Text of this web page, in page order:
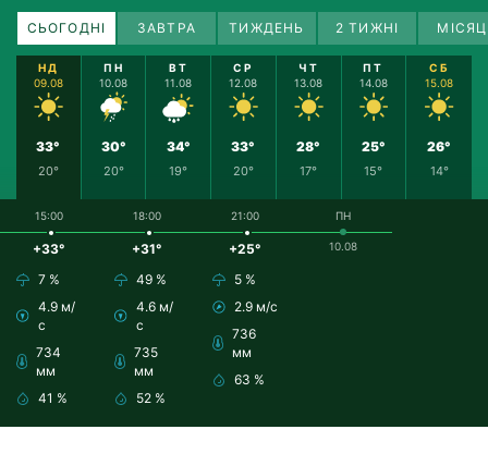
СЬОГОДНІ ЗАВТРА ТИЖДЕНЬ 2 ТИЖНІ
НД
09.08
33°
20°
ПН
10.08
30°
20°
ВТ
11.08
34°
19°
СР
12.08
33°
20°
ЧТ
13.08
28°
17°
ПТ
14.08
25°
15°
СБ
15.08
26°
14°
15:00
+33°
7 %
4.9 м/
с
734
мм
41 %
18:00
+31°
49 %
4.6 м/
с
735
мм
52 %
21:00
+25°
5 %
2.9 м/с
736
мм
63 %
ПН
10.08